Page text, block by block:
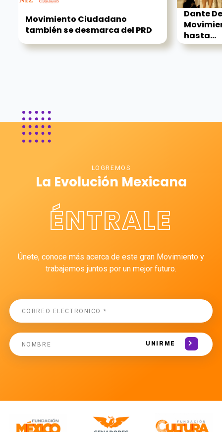
Movimiento Ciudadano
también se desmarca del PRD
Dante
hasta...
LOGREMOS
La Evolución Mexicana
ÉNTRALE
Únete, conoce más acerca de este gran Movimiento y
trabajemos juntos por un mejor futuro.
UNIRME